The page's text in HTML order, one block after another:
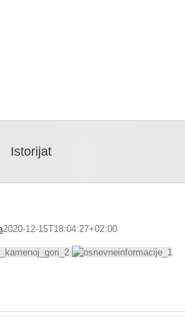
Istorijat
2020-12-15T18:04:27+02:00